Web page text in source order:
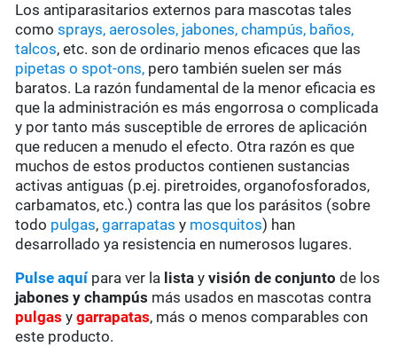
Los antiparasitarios externos para mascotas tales
comosprays, aerosoles, jabones, champús, baños,
talcos, etc. son de ordinario menos eficaces que las
pipetas o spot-ons, pero también suelen ser más
baratos. La razón fundamental de la menor eficacia es
que la administración es más engorrosa o complicada
y por tanto más susceptible de errores de aplicación
que reducen a menudo el efecto. Otra razón es que
muchos de estos productos contienen sustancias
activas antiguas (p.ej. piretroides, organofosforados,
carbamatos, etc.) contra las que los parásitos (sobre
todo pulgas,garrapatas y mosquitos) han
desarrollado ya resistencia en numerosos lugares.
Pulse aquípara ver la lista yvisión de conjunto de los
jabones y champús más usados en mascotas contra
pulgas ygarrapatas, más o menos comparables con
este producto.